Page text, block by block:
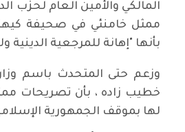
المالكي والأمين العام لحزب
ممثل خامنئي في صحيفة
بأنها "إهانة للمرجعية
وزعم حتى المتحدث باسم
خطيب زاده ، بأن تصريحات
لها بموقف الجمهورية